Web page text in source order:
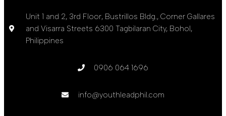
Unit 1 and 2, 3rd Floor, Bustrillos Bldg., Corner Gallares
and Visarra Streets 6300 Tagbilaran City, Bohol,
Philippines
0906 064 1696
info@youthleadphil.com